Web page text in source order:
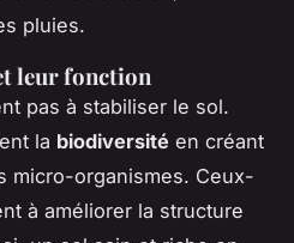
pluies.
leur fonction
pas à stabiliser le sol.
la biodiversité en créant
micro-organismes. Ceux-
à améliorer la structure